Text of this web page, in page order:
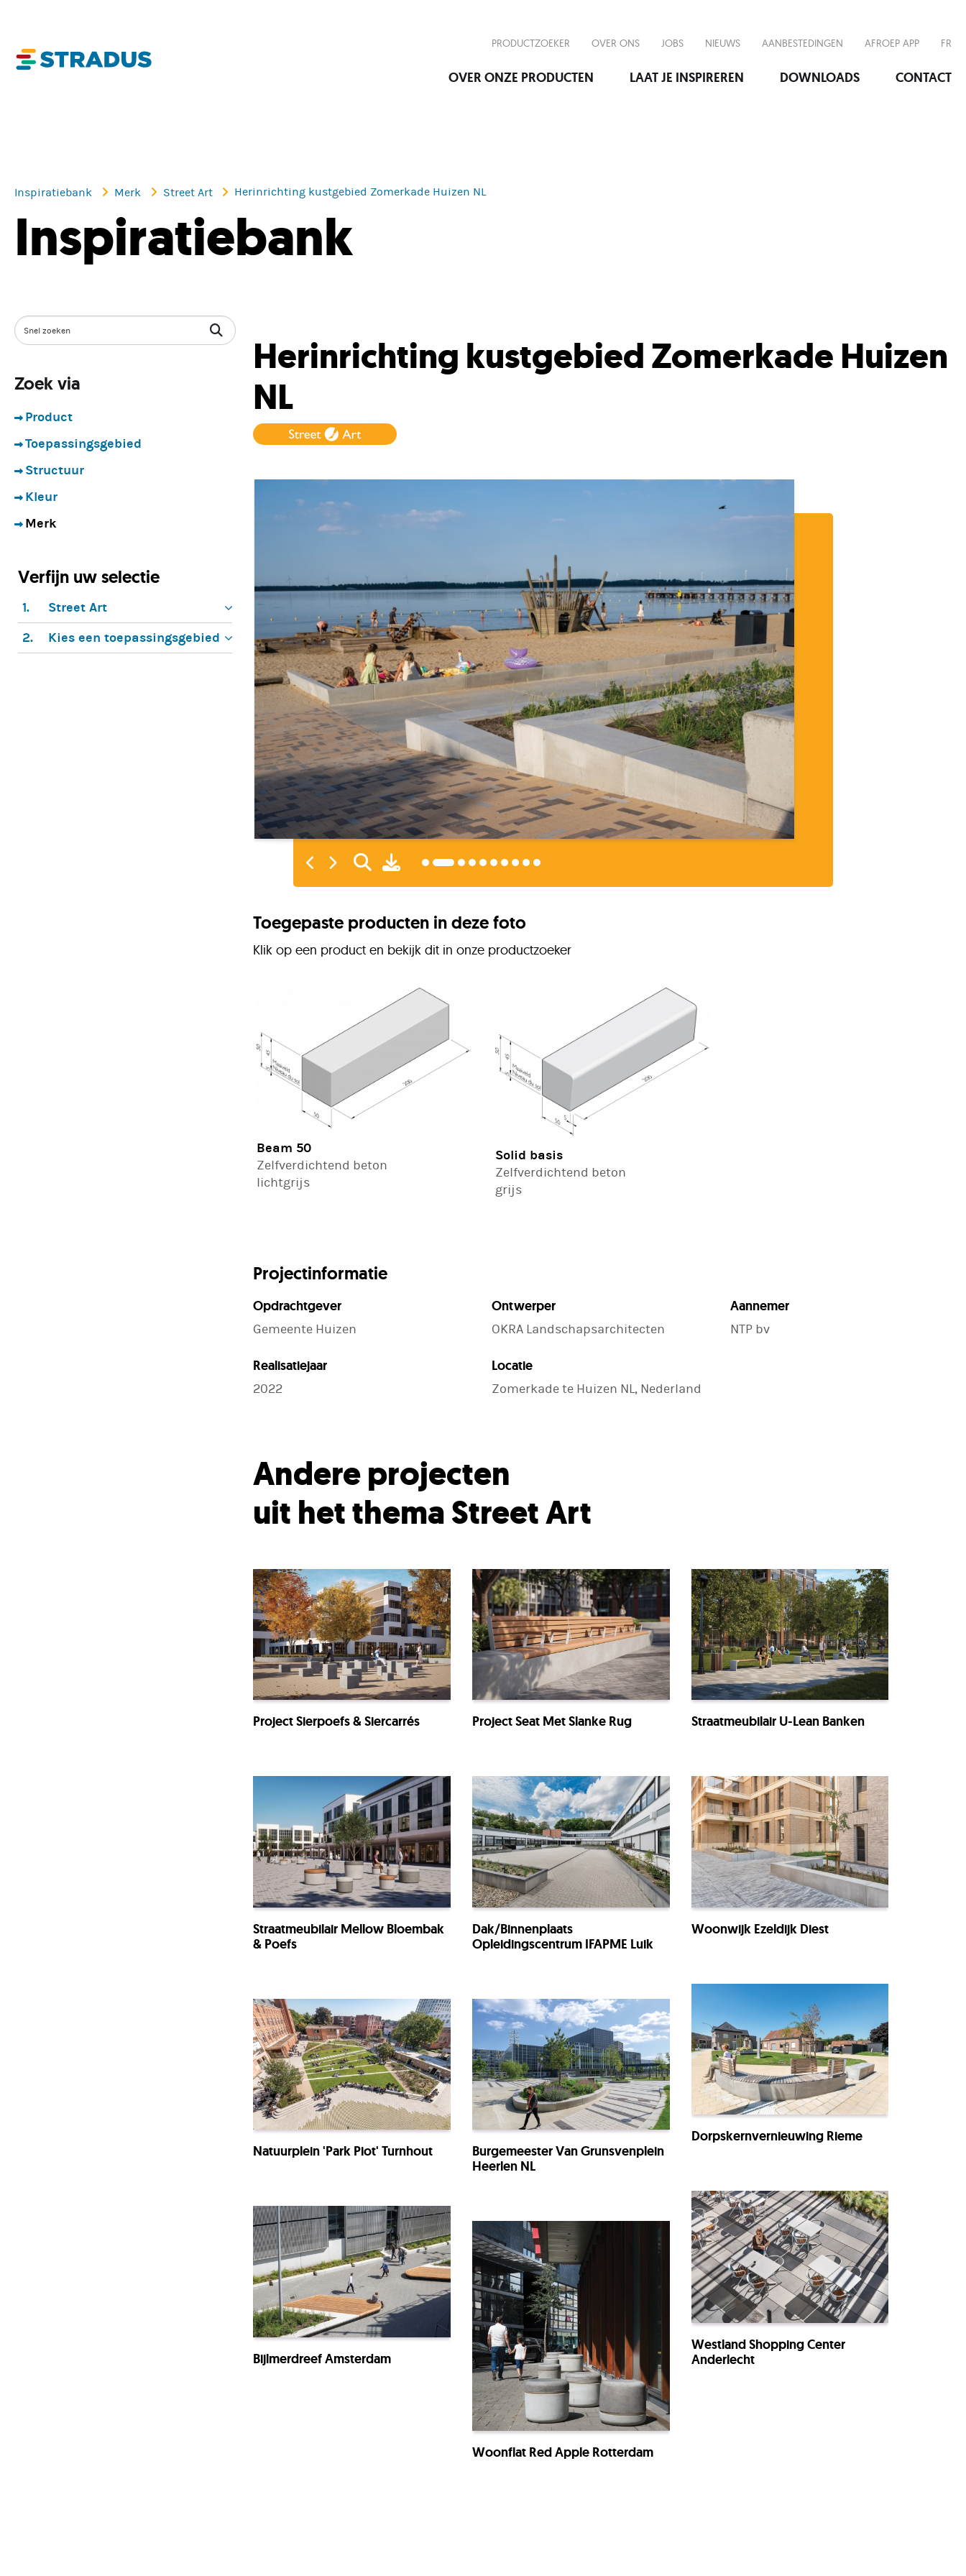
PRODUCTZOEKER OVER ONS JOBS NIEUWS AANBESTEDINGEN AFROEP APP FR
OVER ONZE PRODUCTEN LAAT JE INSPIREREN DOWNLOADS CONTACT
Inspiratiebank Merk Street Art Herinrichting kustgebied Zomerkade Huizen NL
Inspiratiebank
Zoek via
Product
Toepassingsgebied
Structuur
Kleur
Merk
Verfijn uw selectie
1.
Street Art
2.
Kies een toepassingsgebied
Herinrichting kustgebied Zomerkade Huizen
NL
Toegepaste producten in deze foto
Klik op een product en bekijk dit in onze productzoeker
Beam 50
Zelfverdichtend beton
lichtgrijs
Solid basis
Zelfverdichtend beton
grijs
Projectinformatie
Opdrachtgever
Gemeente Huizen
Ontwerper
OKRA Landschapsarchitecten
Aannemer
NTP bv
Realisatiejaar
2022
Locatie
Zomerkade te Huizen NL, Nederland
Andere projecten
uit het thema Street Art
Project Sierpoefs & Siercarrés Project Seat Met Slanke Rug Straatmeubilair U-Lean Banken
Straatmeubilair Mellow Bloembak
& Poefs
Dak/binnenplaats
Opleidingscentrum IFAPME Luik
Woonwijk Ezeldijk Diest
Dorpskernvernieuwing Rieme
Natuurplein 'Park Piot' Turnhout
Burgemeester Van Grunsvenplein
Heerlen NL
Westland Shopping Center
Anderlecht
Bijlmerdreef Amsterdam
Woonflat Red Apple Rotterdam